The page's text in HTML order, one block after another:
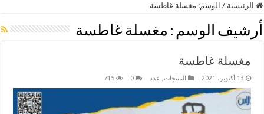
الرئيسية / الوسم: مغسلة غاطسة
أرشيف الوسم : مغسلة غاطسة
مغسلة غاطسة
13 أكتوبر، 2021 المنتجات, عدد 0
715